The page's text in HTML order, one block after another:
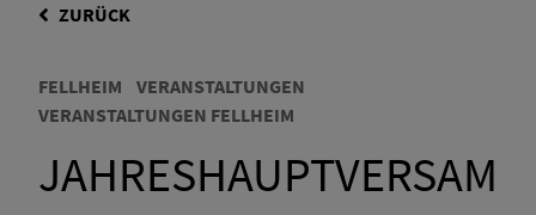
ZURÜCK
FELLHEIM
VERANSTALTUNGEN
VERANSTALTUNGEN FELLHEIM
JAHRESHAUPTVERSAM